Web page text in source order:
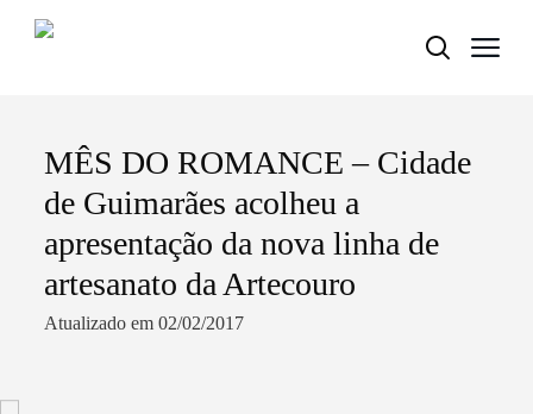
Termo de Pesquisa
Categorias gerais
MÊS DO ROMANCE – Cidade
de Guimarães acolheu a
apresentação da nova linha de
artesanato da Artecouro
Atualizado em 02/02/2017